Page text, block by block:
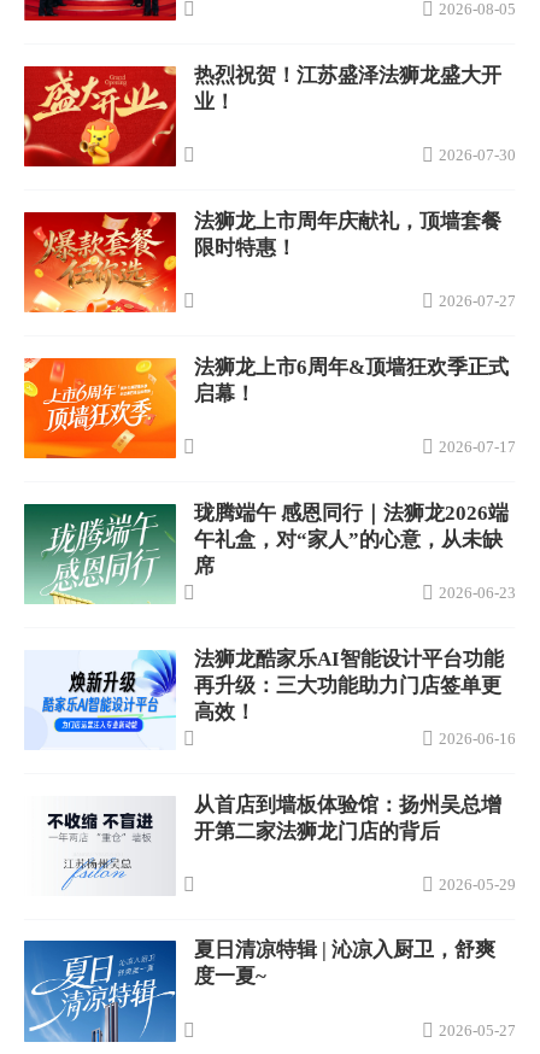
2026-08-05
热烈祝贺！江苏盛泽法狮龙盛大开
业！
2026-07-30
法狮龙上市周年庆献礼，顶墙套餐
限时特惠！
2026-07-27
法狮龙上市6周年&顶墙狂欢季正式
启幕！
2026-07-17
珑腾端午 感恩同行｜法狮龙2026端
午礼盒，对“家人”的心意，从未缺
席
2026-06-23
法狮龙酷家乐AI智能设计平台功能
再升级：三大功能助力门店签单更
高效！
2026-06-16
从首店到墙板体验馆：扬州吴总增
开第二家法狮龙门店的背后
2026-05-29
夏日清凉特辑 | 沁凉入厨卫，舒爽
度一夏~
2026-05-27